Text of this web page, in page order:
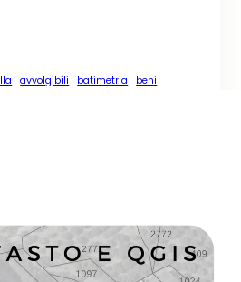
avvolgibili batimetria beni
tapparelle torgiano
webmap workshop